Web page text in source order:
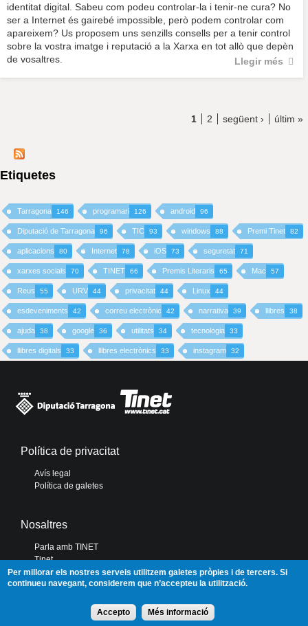
identitat digital. Sabeu com podeu controlar-la i tenir-ne cura? No
ser a Internet és gairebé impossible, però podem controlar com
apareixem? Us proposem uns senzills consells per a tenir control
sobre la vostra imatge i reputació a la Xarxa en tot allò que depèn
de vosaltres.
Llegir més
1 2 següent › últim »
Etiquetes
Tarragona 146 programari 126 android 96
Diputació de Tarragona 96 TIC 93 windows 88 Premi Tinet 82
aplicacions 80 Internet 78 iOS 73 seguretat 71
xarxes socials 70 TINET 66 Premis Literaris 65 Mac 57
Reus 55 URV 44 privacitat 44 Linux 44
esdeveniments 42 correu electrònic 42 narrativa 39 llibres 38
ajuda 38 google 36 utilitats 34 tecnologia 33
llibres digitals 33 llibres electrònics 33 instagram 32
Política de privacitat
Avís legal
Política de galetes
Nosaltres
Parla amb TINET
Tinet
Diputació de Tarragona
Portal de Transparència
Per millorar els nostres serveis utilitzem galetes pròpies i de tercers. Si
continueu navegant, considerem que n’accepteu la utilització.
Accepto Més informació